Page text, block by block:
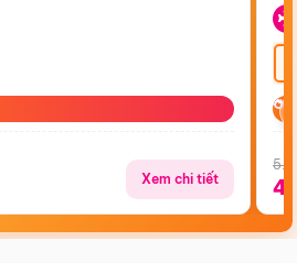
Xem chi tiết